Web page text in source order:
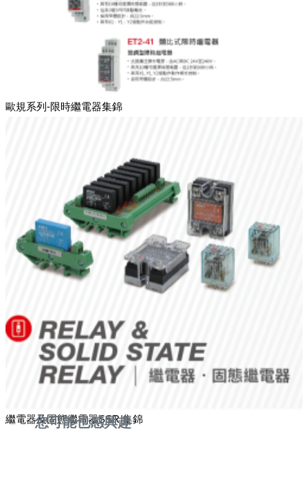
歐規系列-限時繼電器集錦
繼電器及固態繼電器SSR 集錦
您可能也感興趣